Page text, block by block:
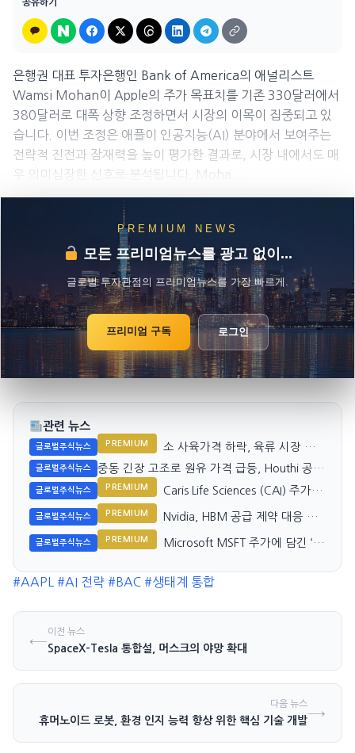
공유하기
은행권 대표 투자은행인 Bank of America의 애널리스트
Wamsi Mohan이 Apple의 주가 목표치를 기존 330달러에서
380달러로 대폭 상향 조정하면서 시장의 이목이 집중되고 있
습니다. 이번 조정은 애플이 인공지능(AI) 분야에서 보여주는
전략적 진전과 잠재력을 높이 평가한 결과로, 시장 내에서도 매
우 의미심장한 신호로 분석됩니다. Moha...
PREMIUM NEWS
모든 프리미엄뉴스를 광고 없이...
글로벌 투자관점의 프리미엄뉴스를 가장 빠르게.
프리미엄 구독 로그인
관련 뉴스
글로벌주식뉴스 PREMIUM
소 사육가격 하락, 육류 시장 변
동성 확대
글로벌주식뉴스
중동 긴장 고조로 원유 가격 급등, Houthi 공격
이 주도
글로벌주식뉴스 PREMIUM
Caris Life Sciences (CAI) 주가
글로벌주식뉴스 PREMIUM
Nvidia, HBM 공급 제약 대응 위
글로벌주식뉴스 PREMIUM
Microsoft MSFT 주가에 담긴 ‘얇
#AAPL #AI 전략 #BAC #생태계 통합
←이전 뉴스
SpaceX-Tesla 통합설, 머스크의 야망 확대
다음 뉴스
휴머노이드 로봇, 환경 인지 능력 향상 위한 핵심 기술 개발→